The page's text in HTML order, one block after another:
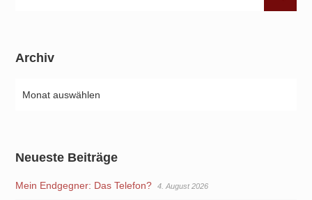
Archiv
Neueste Beiträge
Mein Endgegner: Das Telefon? 4. August 2026